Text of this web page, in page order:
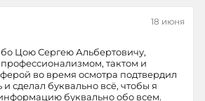
18 июня
Цою Сергею Альбертовичу,
тактом и
во время осмотра подтвердил
сделал буквально всё, чтобы я
буквально обо всем.